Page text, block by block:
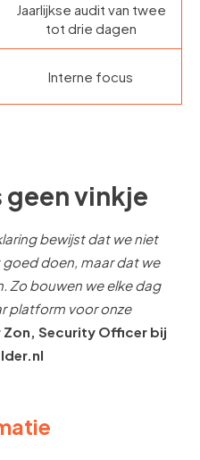
Jaarlijkse audit van twee
tot drie dagen
Interne focus
vinkje
bewijst dat we niet
doen, maar dat we
Zo bouwen we elke dag
platform voor onze
Zon, Security Officer bij